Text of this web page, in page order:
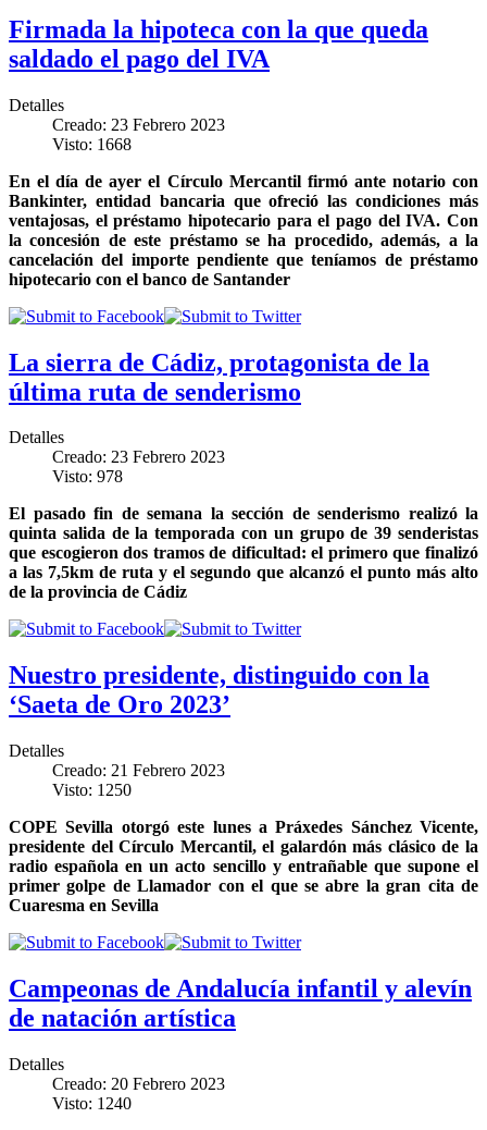
Firmada la hipoteca con la que queda
saldado el pago del IVA
Detalles
Creado: 23 Febrero 2023
Visto: 1668
En el día de ayer el Círculo Mercantil firmó ante notario con
Bankinter, entidad bancaria que ofreció las condiciones más
ventajosas, el préstamo hipotecario para el pago del IVA. Con
la concesión de este préstamo se ha procedido, además, a la
cancelación del importe pendiente que teníamos de préstamo
hipotecario con el banco de Santander
La sierra de Cádiz, protagonista de la
última ruta de senderismo
Detalles
Creado: 23 Febrero 2023
Visto: 978
El pasado fin de semana la sección de senderismo realizó la
quinta salida de la temporada con un grupo de 39 senderistas
que escogieron dos tramos de dificultad: el primero que finalizó
a las 7,5km de ruta y el segundo que alcanzó el punto más alto
de la provincia de Cádiz
Nuestro presidente, distinguido con la
‘Saeta de Oro 2023’
Detalles
Creado: 21 Febrero 2023
Visto: 1250
COPE Sevilla otorgó este lunes a Práxedes Sánchez Vicente,
presidente del Círculo Mercantil, el galardón más clásico de la
radio española en un acto sencillo y entrañable que supone el
primer golpe de Llamador con el que se abre la gran cita de
Cuaresma en Sevilla
Campeonas de Andalucía infantil y alevín
de natación artística
Detalles
Creado: 20 Febrero 2023
Visto: 1240